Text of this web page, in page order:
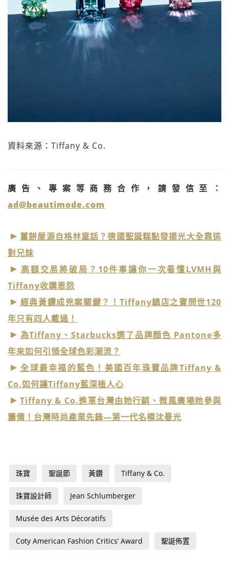
資料來源：Tiffany & Co.
廣告、專案等商務合作，請發信至：
ad@beautimode.com
薑餅屋源自格林童話？德國聖誕糕點發揚光大全靠這
對兄妹
高額交易將破局？10件事讓你一次看懂LVMH與
Tiffany收購恩怨
經典黃鑽成兇案關鍵？！Tiffany鎮店之寶問世120
年只有四人戴過！
為Tiffany、Starbucks選了品牌顏色 Pantone多
年來如何引領全球色彩潮流？
全球最幸福的藍色！美國百年珠寶品牌Tiffany &
Co.如何讓Tiffany藍深植人心
Tiffany & Co.進軍台灣由她行銷、微風廣場她參與
籌備！台灣時尚產業先鋒—第一代名模沈曼光
珠寶 聖誕節 黃鑽 Tiffany & Co.
珠寶設計師 Jean Schlumberger
Musée des Arts Décoratifs
Coty American Fashion Critics’ Award 聖誕佈置